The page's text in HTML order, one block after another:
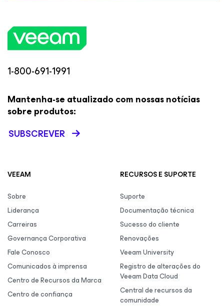
1-800-691-1991
Mantenha-se atualizado com nossas notícias
sobre produtos:
SUBSCREVER
VEEAM
Sobre
Liderança
Carreiras
Governança Corporativa
Fale Conosco
Comunicados à imprensa
Centro de Recursos da Marca
Centro de confiança
RECURSOS E SUPORTE
Suporte
Documentação técnica
Sucesso do cliente
Renovações
Veeam University
Registro de alterações do
Veeam Data Cloud
Central de recursos da
comunidade